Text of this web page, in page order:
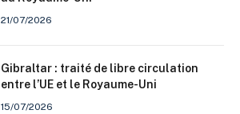
21/07/2026
Gibraltar : traité de libre circulation
entre l’UE et le Royaume-Uni
15/07/2026